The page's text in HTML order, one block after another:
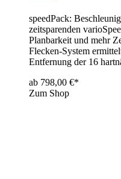
speedPack:
zeitsparenden
Planbarkeit und mehr
Flecken-System
Entfernung der 16
ab 798,00 €*
Zum Shop